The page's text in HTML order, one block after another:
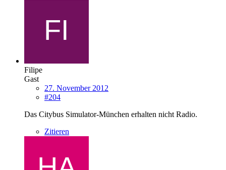
Filipe
Gast
27. November 2012
#204
Das Citybus Simulator-München erhalten nicht Radio.
Zitieren